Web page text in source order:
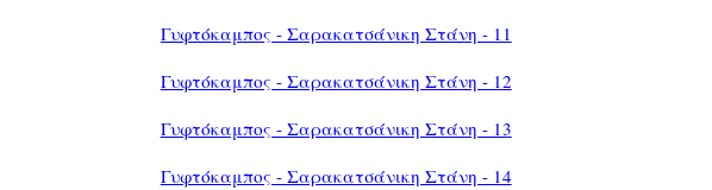
Γυφτόκαμπος - Σαρακατσάνικη Στάνη - 11
Γυφτόκαμπος - Σαρακατσάνικη Στάνη - 12
Γυφτόκαμπος - Σαρακατσάνικη Στάνη - 13
Γυφτόκαμπος - Σαρακατσάνικη Στάνη - 14